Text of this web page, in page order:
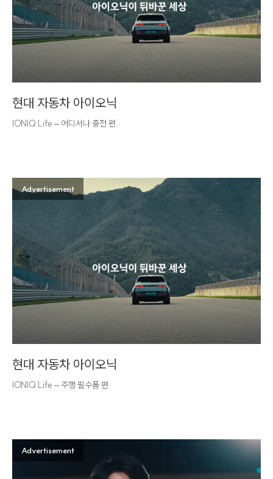
현대 자동차 아이오닉
IONIQ Life – 어디서나 충전 편
Advertisement
현대 자동차 아이오닉
IONIQ Life – 주행 필수품 편
Advertisement